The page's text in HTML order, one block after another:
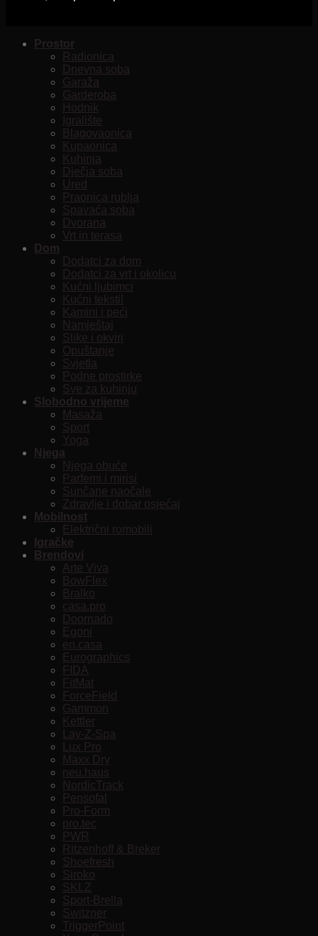
Prostor
Radionica
Dnevna soba
Garaža
Garderoba
Hodnik
Igralište
Blagovaonica
Kupaonica
Kuhinja
Dječja soba
Ured
Praonica rublja
Spavaća soba
Dvorana
Vrt in terasa
Dom
Dodatci za dom
Dodatci za vrt i okolicu
Kućni ljubimci
Kućni tekstil
Kamini i peći
Namještaj
Slike i okviri
Opuštanje
Svjetla
Podne prostirke
Sve za kuhinju
Slobodno vrijeme
Masaža
Sport
Yoga
Njega
Njega obuće
Parfemi i mirisi
Sunčane naočale
Zdravlje i dobar osjećaj
Mobilnost
Električni romobili
Igračke
Brendovi
Arte Viva
BowFlex
Bralko
casa.pro
Doornado
Egoni
en.casa
Eurographics
FIDA
FitMat
ForceField
Gammon
Kettler
Lay-Z-Spa
Lux Pro
Maxx Dry
neu.haus
NordicTrack
Pensofal
Pro-Form
pro.tec
PWR
Ritzenhoff & Breker
Shoefresh
Siroko
SKLZ
Sport-Brella
Switzner
TriggerPoint